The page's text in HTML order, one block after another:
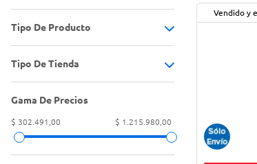
Accesorios y componentes
Tipo De Producto
Procesador
Tipo De Tienda
Tiendas Oficiales
Gama De Precios
$ 302.491,00 $ 1.215.980,00
Vendido y